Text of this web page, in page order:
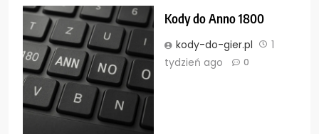
Kody do Anno 1800
kody-do-gier.pl
1
tydzień ago
0